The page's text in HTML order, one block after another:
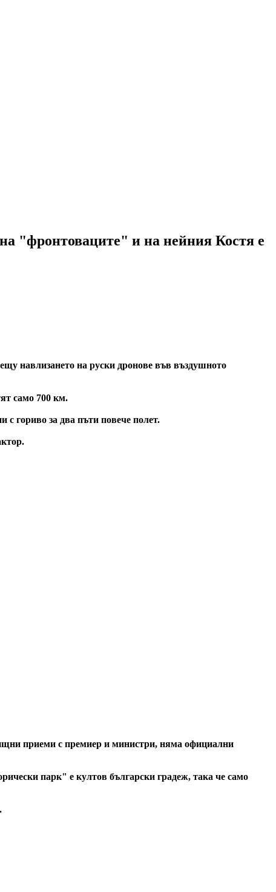
"фронтоваците" и на нейния Костя е
навлизането на руски дронове във въздушното
само 700 км.
гориво за два пъти повече полет.
приеми с премиер и министри, няма официални
парк" е култов български градеж, така че само